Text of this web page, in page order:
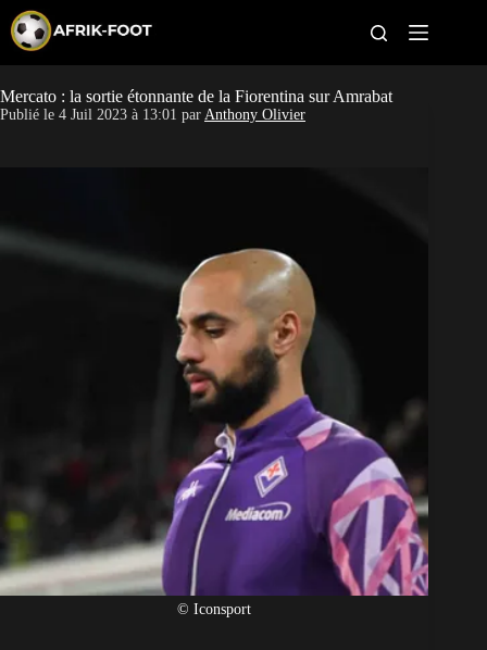
p
t
o
c
CAN féminine
Clubs
Classement
Paris sportifs
Mercato : la sortie étonnante de la Fiorentina sur Amrabat
Publié le 4 Juil 2023 à 13:01 par Anthony Olivier
© Iconsport